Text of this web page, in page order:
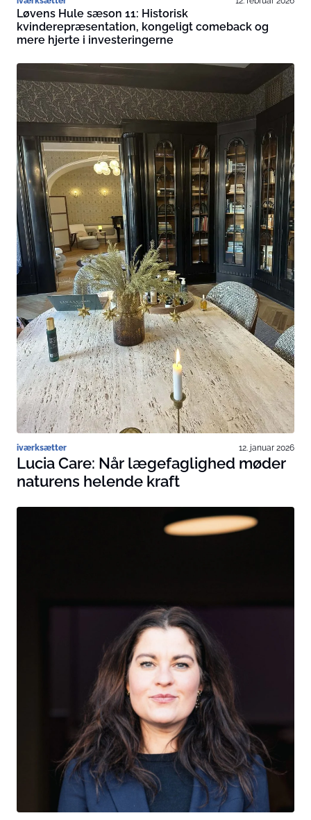
Løvens Hule sæson 11: Historisk
kvinderepræsentation, kongeligt comeback og
mere hjerte i investeringerne
iværksætter 12. januar 2026
Lucia Care: Når lægefaglighed møder
naturens helende kraft